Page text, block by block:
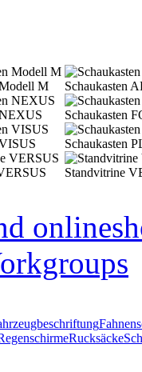
M Schaukasten
Schaukasten
Schaukasten
Standvitrine
Rucksäcke